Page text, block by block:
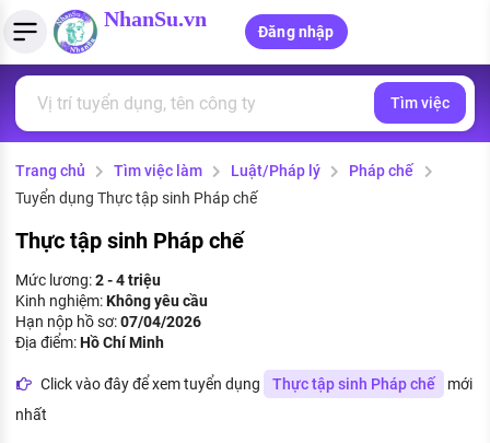
NhanSu.vn
Đăng nhập
Tìm việc làm
Việc làm ngành luật
Việc làm tốt nhất
CÔNG TY
Danh sách nhà tuyển dụng
Quản lý CV
Tải CV lên
MẪU CV THEO STYLE
Mẫu CV đơn giản
Mẫu CV hiện đại
Tính lương Gross - Net
Tính thuế thu nhập cá nhân
PHÁP LUẬT VIỆT NAM
Văn bản pháp luật
Chính sách mới
PHÁP LUẬT LAO ĐỘNG
Lao động và tiền lương
Bảo hiểm và phúc lợi
Thuế thu nhập
Tìm việc
Trang chủ Tìm việc làm Luật/Pháp lý
Pháp chế
Tuyển dụng Thực tập sinh Pháp chế
Thực tập sinh Pháp chế
Mức lương:2 - 4 triệu
Kinh nghiệm:Không yêu cầu
Hạn nộp hồ sơ:07/04/2026
Địa điểm:Hồ Chí Minh
Click vào đây để xem tuyển dụng Thực tập sinh Pháp chế
mới
nhất